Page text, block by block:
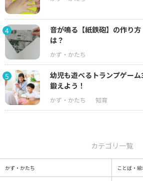
4
音が鳴る【紙鉄砲】の作り
は？
5
幼児も遊べるトランプゲー
鍛えよう！
カテゴリ一覧
かず・かたち ことば・絵